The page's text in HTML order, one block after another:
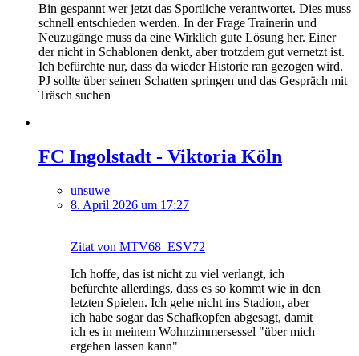
Bin gespannt wer jetzt das Sportliche verantwortet. Dies muss
schnell entschieden werden. In der Frage Trainerin und
Neuzugänge muss da eine Wirklich gute Lösung her. Einer
der nicht in Schablonen denkt, aber trotzdem gut vernetzt ist.
Ich befürchte nur, dass da wieder Historie ran gezogen wird.
PJ sollte über seinen Schatten springen und das Gespräch mit
Träsch suchen
FC Ingolstadt - Viktoria Köln
unsuwe
8. April 2026 um 17:27
Zitat von MTV68_ESV72
Ich hoffe, das ist nicht zu viel verlangt, ich
befürchte allerdings, dass es so kommt wie in den
letzten Spielen. Ich gehe nicht ins Stadion, aber
ich habe sogar das Schafkopfen abgesagt, damit
ich es in meinem Wohnzimmersessel "über mich
ergehen lassen kann"